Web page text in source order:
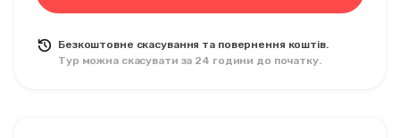
Безкоштовне скасування та повернення коштів.
Тур можна скасувати за 24 години до початку.